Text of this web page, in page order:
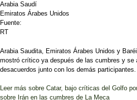
Arabia Saudí
Emiratos Árabes Unidos
Fuente:
RT
Arabia Saudita, Emiratos Árabes Unidos y
mostró crítico ya después de las cumbres y se
desacuerdos junto con los demás participantes.
Leer más sobre Catar, bajo críticas del Golfo
sobre Irán en las cumbres de La Meca